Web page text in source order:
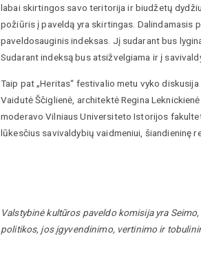
labai skirtingos savo teritorija ir biudžetų
požiūris į paveldą yra skirtingas. Dalindamasis
paveldosauginis indeksas. Jį sudarant bus
Sudarant indeksą bus atsižvelgiama ir į
Taip pat „Heritas“ festivalio metu vyko
Vaidutė Ščiglienė, architektė Regina
moderavo Vilniaus Universiteto Istorijos
lūkesčius savivaldybių vaidmeniui, šiandieninę
Valstybinė kultūros paveldo komisija yra
politikos, jos įgyvendinimo, vertinimo ir